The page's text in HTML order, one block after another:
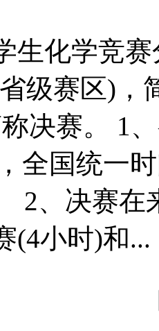
生化学竞
级赛区)，
决赛。 1
全国统一
2、决赛
(4小时)和...